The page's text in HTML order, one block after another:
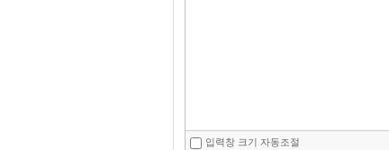
입력창 크기 자동조절